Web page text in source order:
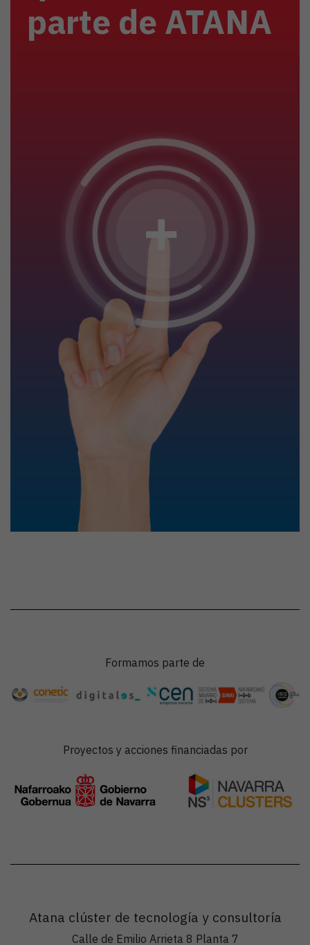
parte de ATANA
Formamos parte de
Proyectos y acciones financiadas por
Atana clúster de tecnología y consultoría
Calle de Emilio Arrieta 8 Planta 7